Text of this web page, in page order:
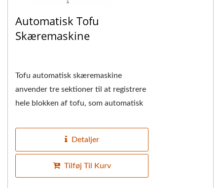
Automatisk Tofu
Skæremaskine
Tofu automatisk skæremaskine
anvender tre sektioner til at registrere
hele blokken af tofu, som automatisk
registrerer...
Detaljer
Tilføj Til Kurv